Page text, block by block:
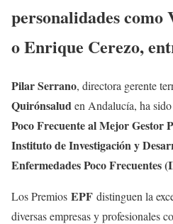
personalidades como
o Enrique Cerezo,
Pilar Serrano, directora gerente
Quirónsaluden Andalucía, ha
Poco Frecuente al Mejor Gestor
Instituto de Investigación y
Enfermedades Poco Frecuentes
Los Premios EPF distinguen la
diversas empresas y profesionales